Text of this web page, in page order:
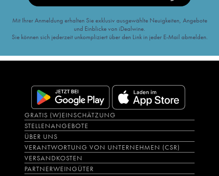
Mit Ihrer Anmeldung erhalten Sie exklusiv ausgewählte Neuigkeiten, Angebote
und Einblicke von iDealwine.
Sie können sich jederzeit unkompliziert über den Link in jeder E-Mail abmelden.
GRATIS (W)EINSCHÄTZUNG
STELLENANGEBOTE
ÜBER UNS
VERANTWORTUNG VON UNTERNEHMEN (CSR)
VERSANDKOSTEN
PARTNERWEINGÜTER